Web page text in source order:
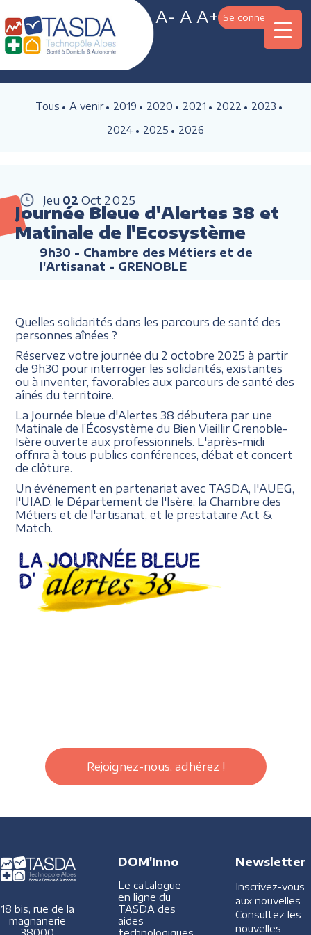
A- A A+ Se connecter
Tous A venir 2019 2020 2021 2022
2023
2024
2025 2026
Jeu 02 Oct 2025
Journée Bleue d'Alertes 38 et
Matinale de l'Ecosystème
9h30 - Chambre des Métiers et de
l'Artisanat - GRENOBLE
Quelles solidarités dans les parcours de santé des
personnes aînées ?
Réservez votre journée du 2 octobre 2025 à partir
de 9h30 pour interroger les solidarités, existantes
ou à inventer, favorables aux parcours de santé des
aînés du territoire.
La Journée bleue d'Alertes 38 débutera par une
Matinale de l’Écosystème du Bien Vieillir Grenoble-
Isère ouverte aux professionnels. L'après-midi
offrira à tous publics conférences, débat et concert
de clôture.
Un événement en partenariat avec TASDA, l'AUEG,
l'UIAD, le Département de l'Isère, la Chambre des
Métiers et de l'artisanat, et le prestataire Act &
Match.
Rejoignez-nous, adhérez !
18 bis, rue de la
magnanerie
DOM'Inno
Le catalogue
en ligne du
TASDA des
aides
technologiques
Newsletter
Inscrivez-vous
aux nouvelles
Consultez les
nouvelles